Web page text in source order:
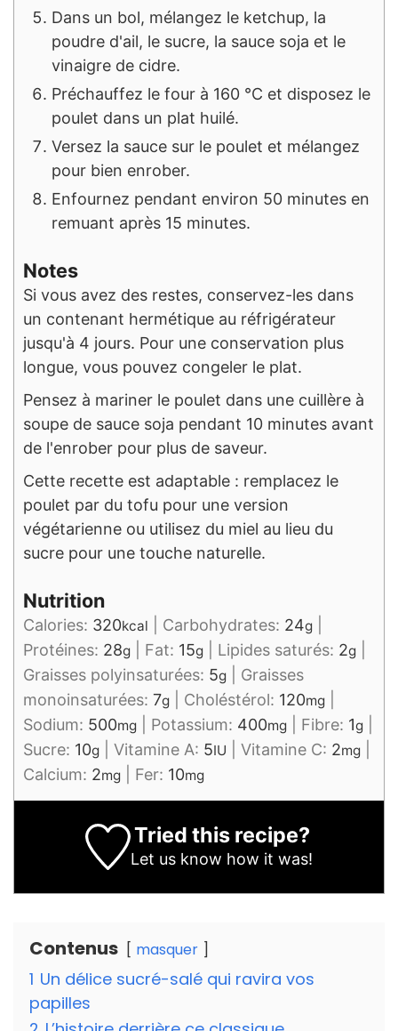
Dans un bol, mélangez le ketchup, la
poudre d'ail, le sucre, la sauce soja et le
vinaigre de cidre.
Préchauffez le four à 160 °C et disposez le
poulet dans un plat huilé.
Versez la sauce sur le poulet et mélangez
pour bien enrober.
Enfournez pendant environ 50 minutes en
remuant après 15 minutes.
Notes
Si vous avez des restes, conservez-les dans
un contenant hermétique au réfrigérateur
jusqu'à 4 jours. Pour une conservation plus
longue, vous pouvez congeler le plat.
Pensez à mariner le poulet dans une cuillère à
soupe de sauce soja pendant 10 minutes avant
de l'enrober pour plus de saveur.
Cette recette est adaptable : remplacez le
poulet par du tofu pour une version
végétarienne ou utilisez du miel au lieu du
sucre pour une touche naturelle.
Nutrition
Calories: 320kcal Carbohydrates: 24g
Protéines: 28g Fat: 15g Lipides saturés: 2g
Graisses polyinsaturées: 5g
Graisses
monoinsaturées: 7g Choléstérol: 120mg
Sodium: 500mg Potassium: 400mg Fibre: 1g
Sucre: 10g Vitamine A: 5IU Vitamine C: 2mg
Calcium: 2mg Fer: 10mg
Tried this recipe?
Let us know how it was!
Contenus masquer
1 Un délice sucré-salé qui ravira vos
papilles